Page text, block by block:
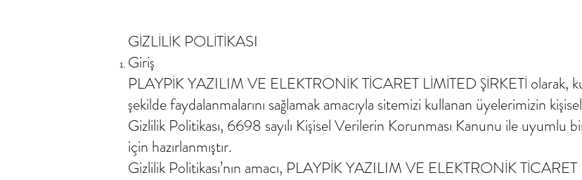
GİZLİLİK POLİTİKASI
Giriş
PLAYPİK YAZILIM VE ELEKTRONİK TİCARET LİMİTED ŞİRKETİ olarak,
şekilde faydalanmalarını sağlamak amacıyla sitemizi kullanan üyelerimizin
Gizlilik Politikası, 6698 sayılı Kişisel Verilerin Korunması Kanunu ile uyumlu
için hazırlanmıştır.
Gizlilik Politikası’nın amacı, PLAYPİK YAZILIM VE ELEKTRONİK